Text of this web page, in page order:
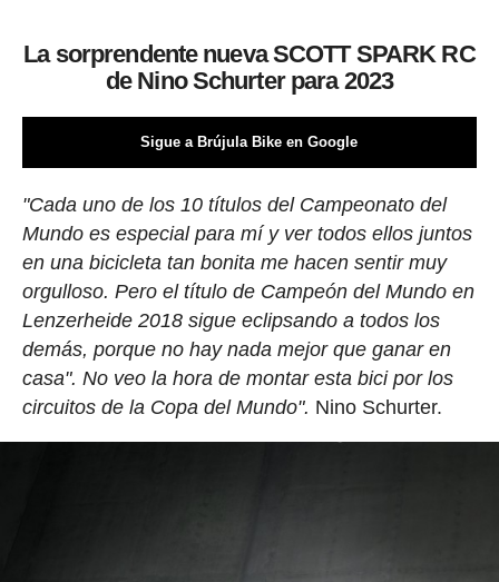
La sorprendente nueva SCOTT SPARK RC
de Nino Schurter para 2023
Sigue a Brújula Bike en Google
"Cada uno de los 10 títulos del Campeonato del
Mundo es especial para mí y ver todos ellos juntos
en una bicicleta tan bonita me hacen sentir muy
orgulloso. Pero el título de Campeón del Mundo en
Lenzerheide 2018 sigue eclipsando a todos los
demás, porque no hay nada mejor que ganar en
casa". No veo la hora de montar esta bici por los
circuitos de la Copa del Mundo". Nino Schurter.